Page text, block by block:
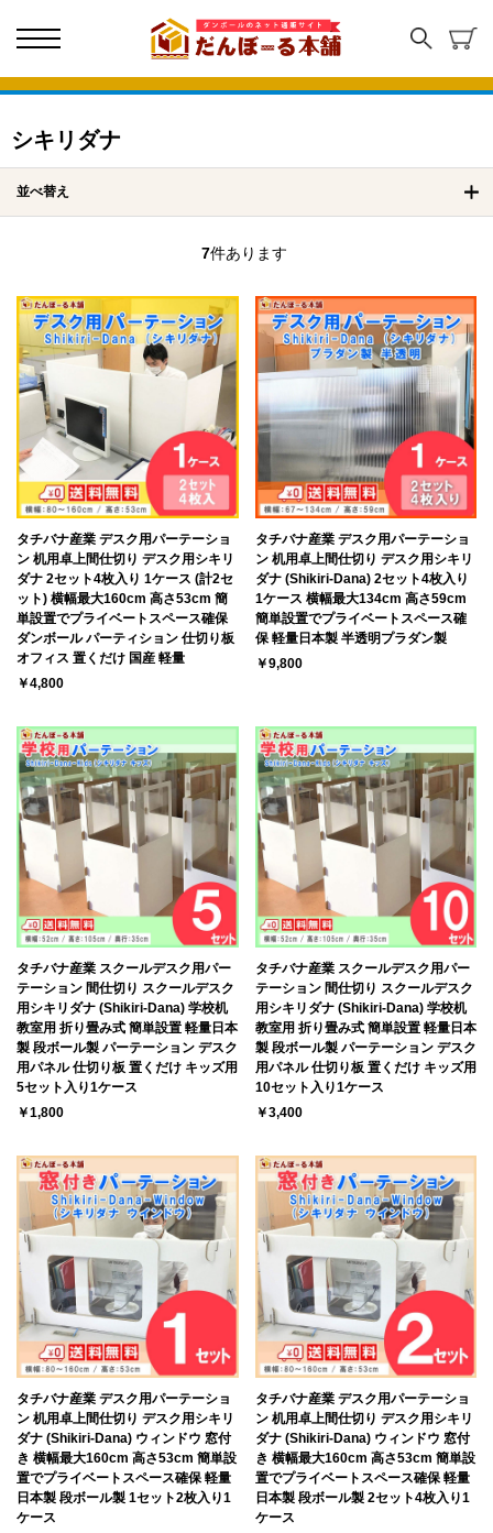
シキリダナ
並べ替え
7件あります
タチバナ産業 デスク用パーテーショ
ン 机用卓上間仕切り デスク用シキリ
ダナ 2セット4枚入り 1ケース (計2セ
ット) 横幅最大160cm 高さ53cm 簡
単設置でプライベートスペース確保
ダンボール パーティション 仕切り板
オフィス 置くだけ 国産 軽量
￥4,800
タチバナ産業 デスク用パーテーショ
ン 机用卓上間仕切り デスク用シキリ
ダナ (Shikiri-Dana) 2セット4枚入り
1ケース 横幅最大134cm 高さ59cm
簡単設置でプライベートスペース確
保 軽量日本製 半透明プラダン製
￥9,800
タチバナ産業 スクールデスク用パー
テーション 間仕切り スクールデスク
用シキリダナ (Shikiri-Dana) 学校机
教室用 折り畳み式 簡単設置 軽量日本
製 段ボール製 パーテーション デスク
用パネル 仕切り板 置くだけ キッズ用
5セット入り1ケース
￥1,800
タチバナ産業 スクールデスク用パー
テーション 間仕切り スクールデスク
用シキリダナ (Shikiri-Dana) 学校机
教室用 折り畳み式 簡単設置 軽量日本
製 段ボール製 パーテーション デスク
用パネル 仕切り板 置くだけ キッズ用
10セット入り1ケース
￥3,400
タチバナ産業 デスク用パーテーショ
ン 机用卓上間仕切り デスク用シキリ
ダナ (Shikiri-Dana) ウィンドウ 窓付
き 横幅最大160cm 高さ53cm 簡単設
置でプライベートスペース確保 軽量
日本製 段ボール製 1セット2枚入り1
ケース
タチバナ産業 デスク用パーテーショ
ン 机用卓上間仕切り デスク用シキリ
ダナ (Shikiri-Dana) ウィンドウ 窓付
き 横幅最大160cm 高さ53cm 簡単設
置でプライベートスペース確保 軽量
日本製 段ボール製 2セット4枚入り1
ケース